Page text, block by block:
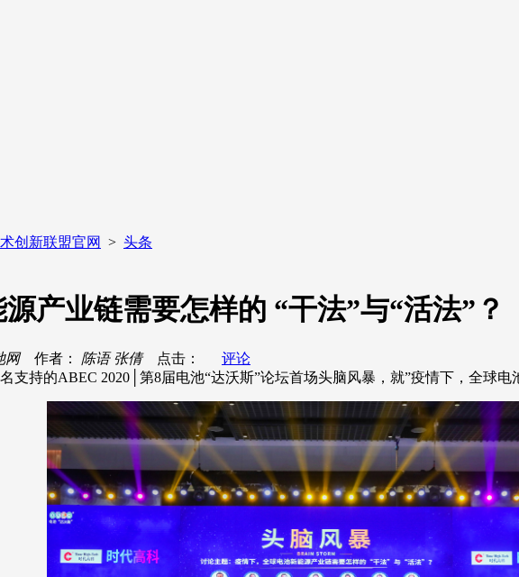
创新联盟官网 > 头条
产业链需要怎样的 “干法”与“活法”？
网作者： 陈语 张倩点击：
评论
支持的ABEC 2020│第8届电池“达沃斯”论坛首场头脑风暴，就”疫情下，全球电